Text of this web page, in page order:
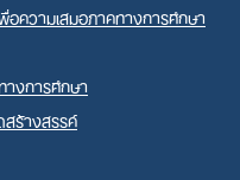
อความเสมอภาคทางการศึกษา
งการศึกษา
ร้างสรรค์